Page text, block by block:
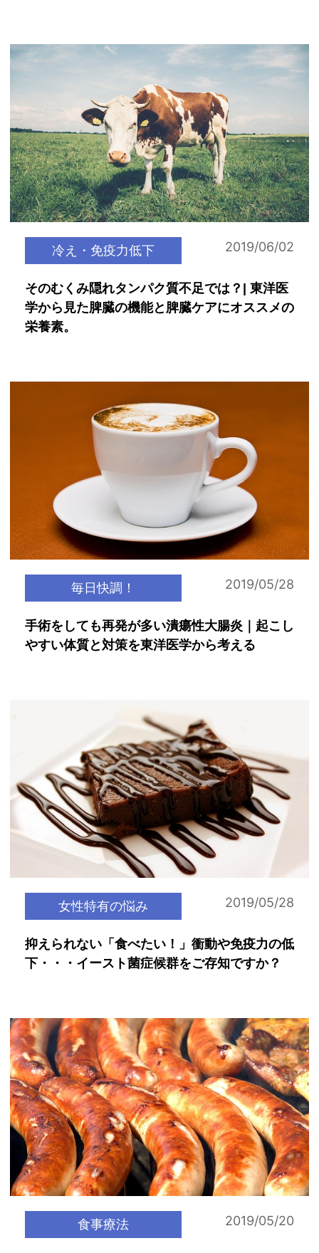
冷え・免疫力低下 2019/06/02
そのむくみ隠れタンパク質不足では？| 東洋医
学から見た脾臓の機能と脾臓ケアにオススメの
栄養素。
毎日快調！ 2019/05/28
手術をしても再発が多い潰瘍性大腸炎｜起こし
やすい体質と対策を東洋医学から考える
女性特有の悩み 2019/05/28
抑えられない「食べたい！」衝動や免疫力の低
下・・・イースト菌症候群をご存知ですか？
食事療法 2019/05/20